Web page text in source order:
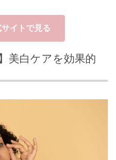
イトで見る
美白ケアを効果的